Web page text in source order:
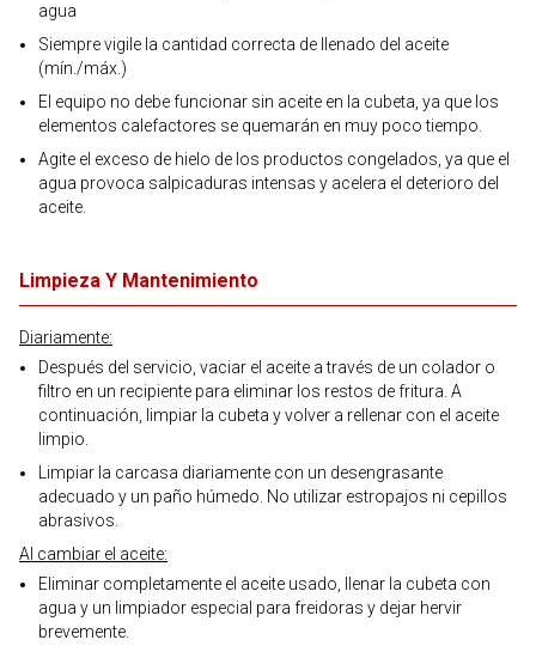
agua
Siempre vigile la cantidad correcta de llenado del aceite
(mín./máx.)
El equipo no debe funcionar sin aceite en la cubeta, ya que los
elementos calefactores se quemarán en muy poco tiempo.
Agite el exceso de hielo de los productos congelados, ya que el
agua provoca salpicaduras intensas y acelera el deterioro del
aceite.
Limpieza Y Mantenimiento
Diariamente:
Después del servicio, vaciar el aceite a través de un colador o
filtro en un recipiente para eliminar los restos de fritura. A
continuación, limpiar la cubeta y volver a rellenar con el aceite
limpio.
Limpiar la carcasa diariamente con un desengrasante
adecuado y un paño húmedo. No utilizar estropajos ni cepillos
abrasivos.
Al cambiar el aceite:
Eliminar completamente el aceite usado, llenar la cubeta con
agua y un limpiador especial para freidoras y dejar hervir
brevemente.